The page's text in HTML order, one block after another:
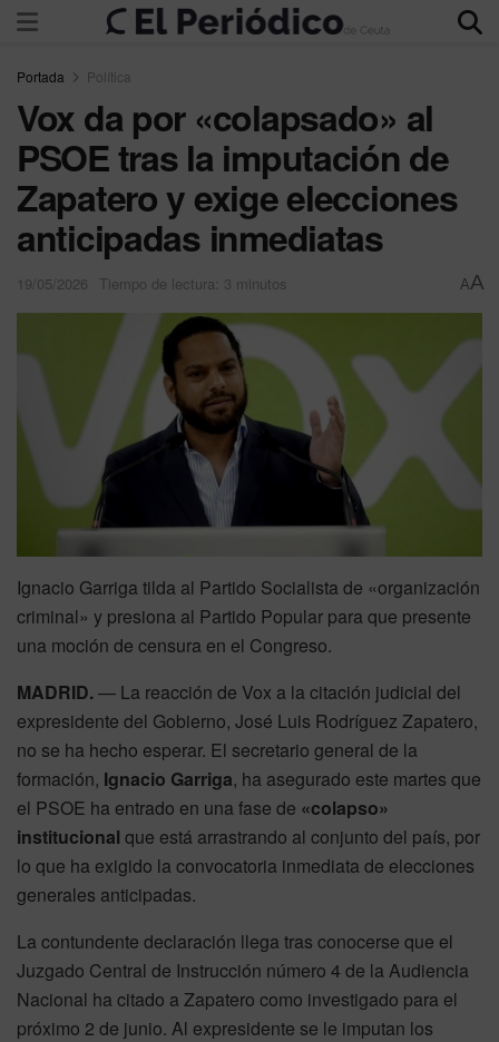
Portada Política
Vox da por «colapsado» al
PSOE tras la imputación de
Zapatero y exige elecciones
anticipadas inmediatas
19/05/2026 Tiempo de lectura: 3 minutos AA
Ignacio Garriga tilda al Partido Socialista de «organización
criminal» y presiona al Partido Popular para que presente
una moción de censura en el Congreso.
MADRID.— La reacción de Vox a la citación judicial del
expresidente del Gobierno, José Luis Rodríguez Zapatero,
no se ha hecho esperar. El secretario general de la
formación, Ignacio Garriga, ha asegurado este martes que
el PSOE ha entrado en una fase de «colapso»
institucional que está arrastrando al conjunto del país, por
lo que ha exigido la convocatoria inmediata de elecciones
generales anticipadas.
La contundente declaración llega tras conocerse que el
Juzgado Central de Instrucción número 4 de la Audiencia
Nacional ha citado a Zapatero como investigado para el
próximo 2 de junio. Al expresidente se le imputan los